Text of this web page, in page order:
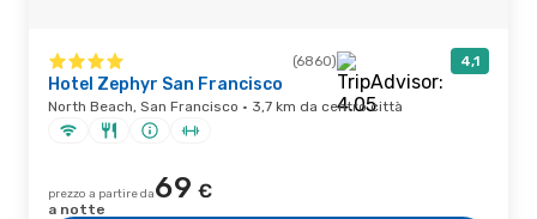
(6860) 4,1
Hotel Zephyr San Francisco
North Beach, San Francisco · 3,7 km da centro città
prezzo a partire da69 €
a notte